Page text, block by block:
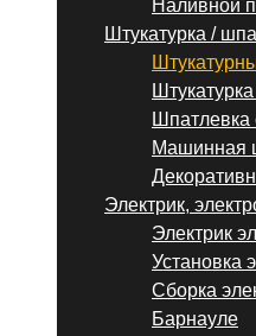
Наливной
Штукатурка /
Шпатлевка
Машинная
Электрик,
Электрик
Установка
Сборка
Барнауле